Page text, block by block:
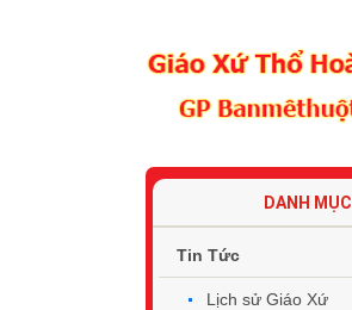
DANH MỤC
Tin Tức
Lịch sử Giáo Xứ